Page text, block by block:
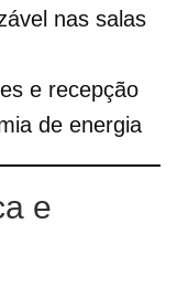
nas salas
e recepção
de energia
e